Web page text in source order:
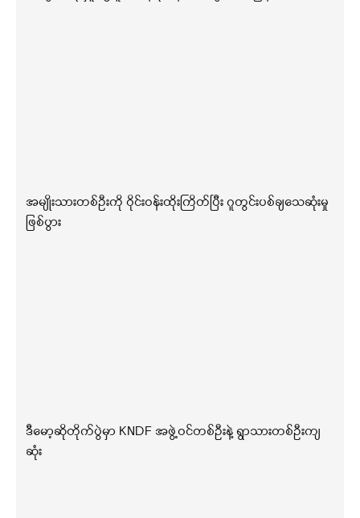
အမျိုးသားတစ်ဦးကို ဝိုင်းဝန်းထိုးကြိတ်ပြီး ဂူတွင်းပစ်ချသေဆုံးမှု
ဖြစ်ပွား
ဒီမော့ဆိုတိုက်ပွဲမှာ KNDF အဖွဲ့ဝင်တစ်ဦးနဲ့ ရွာသားတစ်ဦးကျ
ဆုံး